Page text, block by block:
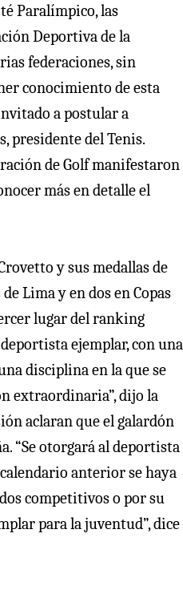
Paralímpico, las
Deportiva de la
federaciones, sin
conocimiento de esta
a postular a
presidente del Tenis.
de Golf manifestaron
más en detalle el
y sus medallas de
Lima y en dos en Copas
lugar del ranking
ejemplar, con una
disciplina en la que se
extraordinaria”, dijo la
aclaran que el galardón
“Se otorgará al deportista
anterior se haya
competitivos o por su
para la juventud”, dice